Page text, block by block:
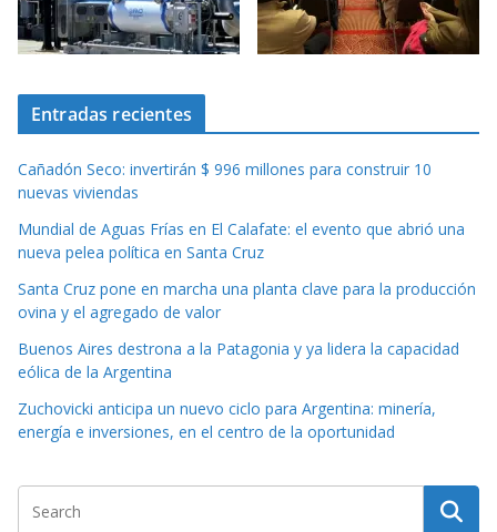
Entradas recientes
Cañadón Seco: invertirán $ 996 millones para construir 10
nuevas viviendas
Mundial de Aguas Frías en El Calafate: el evento que abrió una
nueva pelea política en Santa Cruz
Santa Cruz pone en marcha una planta clave para la producción
ovina y el agregado de valor
Buenos Aires destrona a la Patagonia y ya lidera la capacidad
eólica de la Argentina
Zuchovicki anticipa un nuevo ciclo para Argentina: minería,
energía e inversiones, en el centro de la oportunidad